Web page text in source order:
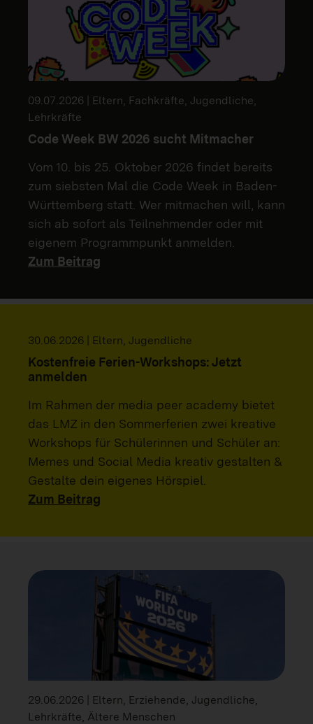
09.07.2026 | Eltern, Fachkräfte, Jugendliche,
Lehrkräfte
Code Week BW 2026 sucht Mitmacher
Vom 10. bis 25. Oktober 2026 findet bereits
zum siebsten Mal die Code Week in Baden-
Württemberg statt. Wer mitmachen will, kann
sich ab sofort als Teilnehmender oder mit
eigenem Programmpunkt anmelden.
Zum Beitrag
30.06.2026 | Eltern, Jugendliche
Kostenfreie Ferien-Workshops: Jetzt
anmelden
Im Rahmen der media peer academy bietet
das LMZ in den Sommerferien zwei kreative
Workshops für Schülerinnen und Schüler an:
Memes und Social Media kreativ gestalten &
Gestalte dein eigenes Hörspiel.
Zum Beitrag
29.06.2026 | Eltern, Erziehende, Jugendliche,
Lehrkräfte, Ältere Menschen